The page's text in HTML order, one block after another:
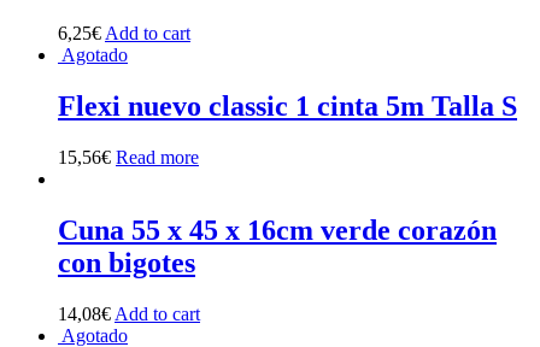
6,25€ Add to cart
Agotado
Flexi nuevo classic 1 cinta 5m Talla S
15,56€ Read more
Cuna 55 x 45 x 16cm verde corazón
con bigotes
14,08€ Add to cart
Agotado